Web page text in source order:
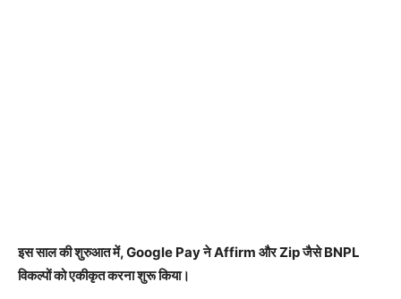
इस साल की शुरुआत में, Google Pay ने Affirm और Zip जैसे BNPL
विकल्पों को एकीकृत करना शुरू किया।